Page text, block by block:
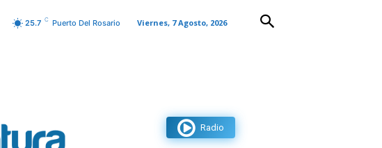
25.7 C Puerto Del Rosario Viernes, 7 Agosto, 2026
Radio